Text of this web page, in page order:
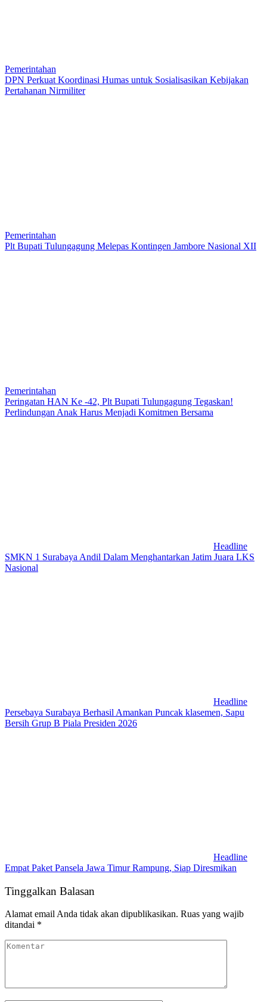
Pemerintahan
DPN Perkuat Koordinasi Humas untuk Sosialisasikan Kebijakan
Pertahanan Nirmiliter
Pemerintahan
Plt Bupati Tulungagung Melepas Kontingen Jambore Nasional XII
Pemerintahan
Peringatan HAN Ke -42, Plt Bupati Tulungagung Tegaskan!
Perlindungan Anak Harus Menjadi Komitmen Bersama
Headline
SMKN 1 Surabaya Andil Dalam Menghantarkan Jatim Juara LKS
Nasional
Headline
Persebaya Surabaya Berhasil Amankan Puncak klasemen, Sapu
Bersih Grup B Piala Presiden 2026
Headline
Empat Paket Pansela Jawa Timur Rampung, Siap Diresmikan
Tinggalkan Balasan
Alamat email Anda tidak akan dipublikasikan. Ruas yang wajib
ditandai *